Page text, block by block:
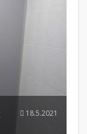
18.5.2021